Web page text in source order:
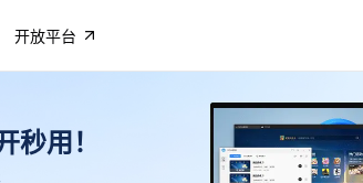
开放平台
用！